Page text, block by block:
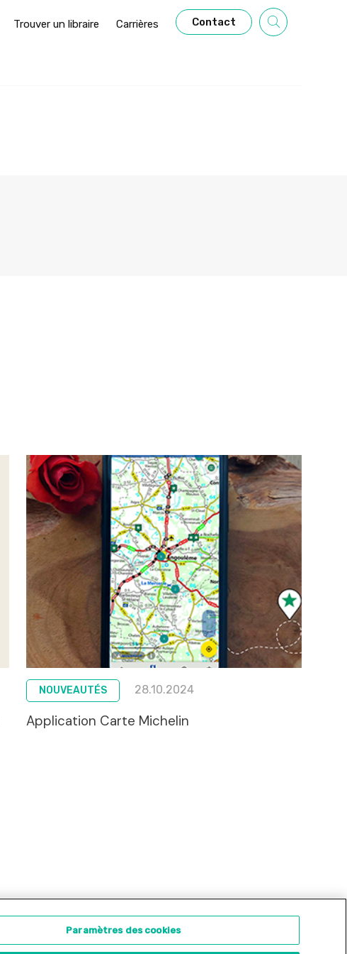
Trouver un libraire Carrières Contact
NOUVEAUTÉS 28.10.2024
Application Carte Michelin
Paramètres des cookies